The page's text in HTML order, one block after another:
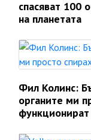
спасяват 100
на планетата
Фил Колинс:
органите ми
функционират